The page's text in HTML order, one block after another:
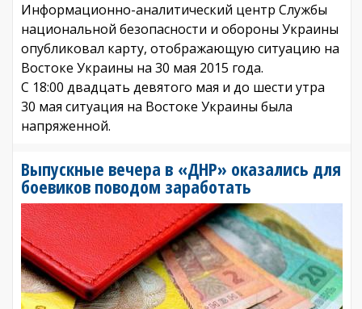
Информационно-аналитический центр Службы
национальной безопасности и обороны Украины
опубликовал карту, отображающую ситуацию на
Востоке Украины на 30 мая 2015 года.
С 18:00 двадцать девятого мая и до шести утра
30 мая ситуация на Востоке Украины была
напряженной.
Выпускные вечера в «ДНР» оказались для
боевиков поводом заработать